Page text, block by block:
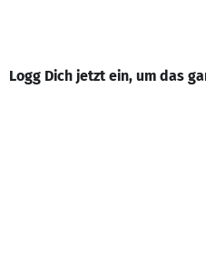
Logg Dich jetzt ein, um das